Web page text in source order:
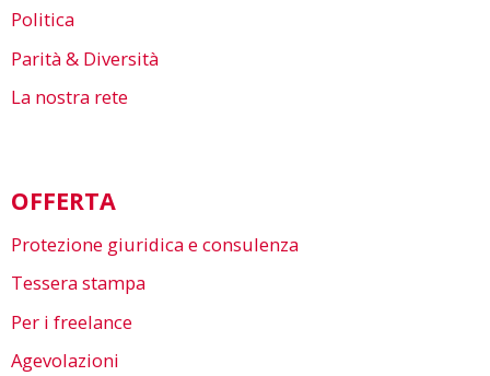
Politica
Parità & Diversità
La nostra rete
OFFERTA
Protezione giuridica e consulenza
Tessera stampa
Per i freelance
Agevolazioni